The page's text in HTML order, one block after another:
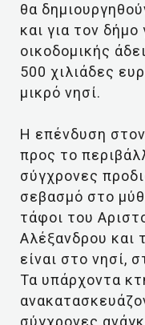
θα
και για τον
οικοδομικής
500 χιλιάδες
μικρό νησί.
Η επένδυση στον
προς το
σύγχρονες
σεβασμό στο
τάφοι του
Αλέξανδρου και
είναι στο νησί,
Τα υπάρχοντα
σύγχρονες